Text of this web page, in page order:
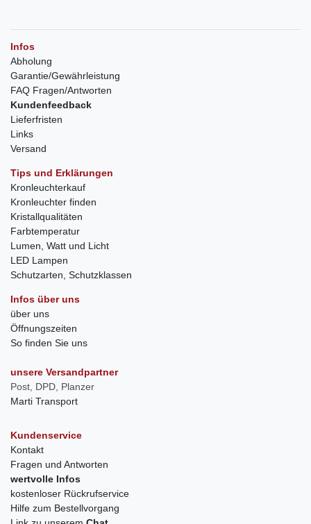
Infos
Abholung
Garantie/Gewährleistung
FAQ Fragen/Antworten
Kundenfeedback
Lieferfristen
Links
Versand
Tips und Erklärungen
Kronleuchterkauf
Kronleuchter finden
Kristallqualitäten
Farbtemperatur
Lumen, Watt und Licht
LED Lampen
Schutzarten, Schutzklassen
Infos über uns
über uns
Öffnungszeiten
So finden Sie uns
unsere Versandpartner
Post, DPD, Planzer
Marti Transport
Kundenservice
Kontakt
Fragen und Antworten
wertvolle Infos
kostenloser Rückrufservice
Hilfe zum Bestellvorgang